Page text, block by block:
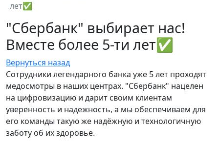
лет✅
"Сбербанк" выбирает нас!
Вместе более 5-ти лет✅
Вернуться назад
Сотрудники легендарного банка уже 5 лет проходят
медосмотры в наших центрах. "Сбербанк" нацелен
на цифровизацию и дарит своим клиентам
уверенность и надежность, а мы обеспечиваем для
его команды такую же надёжную и технологичную
заботу об их здоровье.